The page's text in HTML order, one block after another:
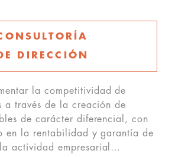
DIRECCIÓN
la competitividad de
a través de la creación de
de carácter diferencial, con
en la rentabilidad y garantía de
actividad empresarial…